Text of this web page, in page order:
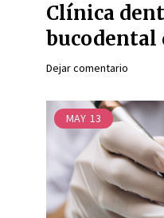
Clínica
bucodental
Dejar comentario
MAY 13